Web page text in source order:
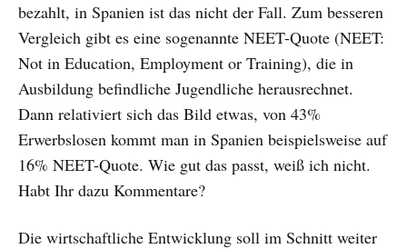
bezahlt, in Spanien ist das nicht der Fall. Zum besseren
Vergleich gibt es eine sogenannte NEET-Quote (NEET:
Not in Education, Employment or Training), die in
Ausbildung befindliche Jugendliche herausrechnet.
Dann relativiert sich das Bild etwas, von 43%
Erwerbslosen kommt man in Spanien beispielsweise auf
16% NEET-Quote. Wie gut das passt, weiß ich nicht.
Habt Ihr dazu Kommentare?
Die wirtschaftliche Entwicklung soll im Schnitt weiter